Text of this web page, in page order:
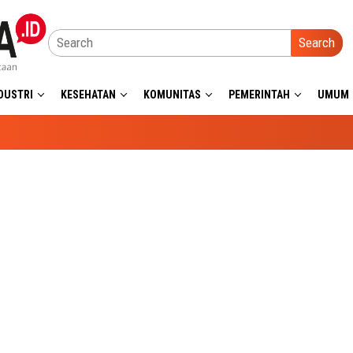
Search
KESEHATAN KOMUNITAS PEMERINTAH UMUM